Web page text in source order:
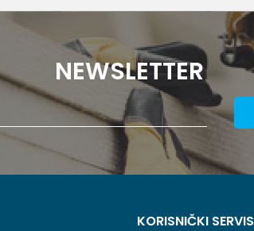
NEWSLETTER
KORISNIČKI SERVIS